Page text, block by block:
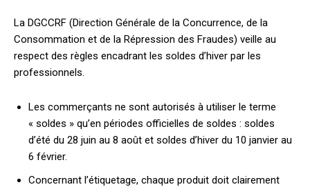
La DGCCRF (Direction Générale de la Concurrence, de la
Consommation et de la Répression des Fraudes) veille au
respect des règles encadrant les soldes d’hiver par les
professionnels.
Les commerçants ne sont autorisés à utiliser le terme
« soldes » qu’en périodes officielles de soldes : soldes
d’été du 28 juin au 8 août et soldes d’hiver du 10 janvier au
6 février.
Concernant l’étiquetage, chaque produit doit clairement